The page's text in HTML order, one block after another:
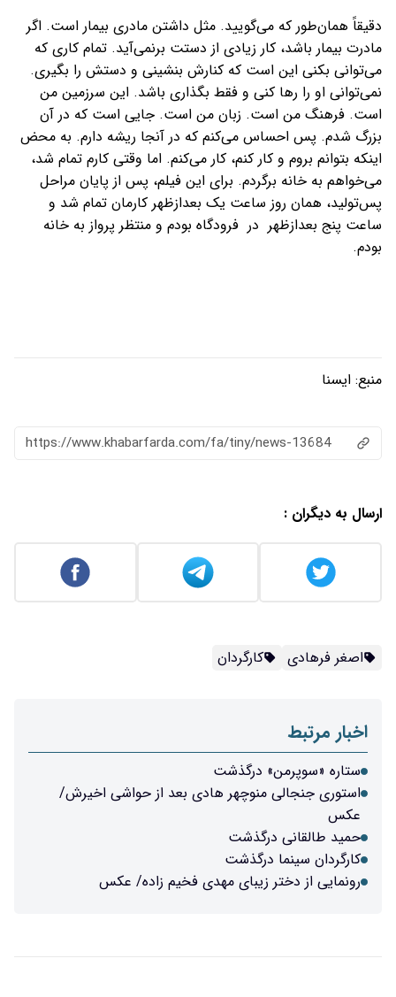
دقیقاً همان‌طور که می‌گویید. مثل داشتن مادری بیمار است. اگر
مادرت بیمار باشد، کار زیادی از دستت برنمی‌آید. تمام کاری که
می‌توانی بکنی این است که کنارش بنشینی و دستش را بگیری.
نمی‌توانی او را رها کنی و فقط بگذاری باشد. این سرزمین من
است. فرهنگ من است. زبان من است. جایی است که در آن
بزرگ شدم. پس احساس می‌کنم که در آنجا ریشه دارم. به محض
اینکه بتوانم بروم و کار کنم، کار می‌کنم. اما وقتی کارم تمام شد،
می‌خواهم به خانه برگردم. برای این فیلم، پس از پایان مراحل
پس‌تولید، همان روز ساعت یک بعدازظهر کارمان تمام شد و
ساعت پنج بعدازظهر در فرودگاه بودم و منتظر پرواز به خانه
بودم.
منبع: ایسنا
https://www.khabarfarda.com/fa/tiny/news-13684
ارسال به دیگران :
اصغر فرهادی کارگردان
اخبار مرتبط
ستاره «سوپرمن» درگذشت
استوری جنجالی منوچهر هادی بعد از حواشی اخیرش/
عکس
حمید طالقانی درگذشت
کارگردان سینما درگذشت
رونمایی از دختر زیبای مهدی فخیم زاده/ عکس